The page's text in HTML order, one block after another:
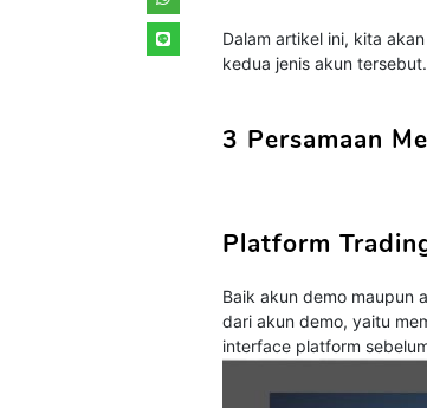
Dalam artikel ini, kita
kedua jenis akun tersebut.
3 Persamaan
Platform
Baik akun demo maupun
dari akun demo, yaitu
interface platform